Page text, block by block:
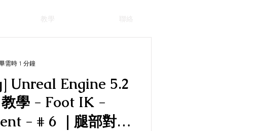
教學 聯絡
Unreal Engine 5.2
IK -
需時 1 分鐘